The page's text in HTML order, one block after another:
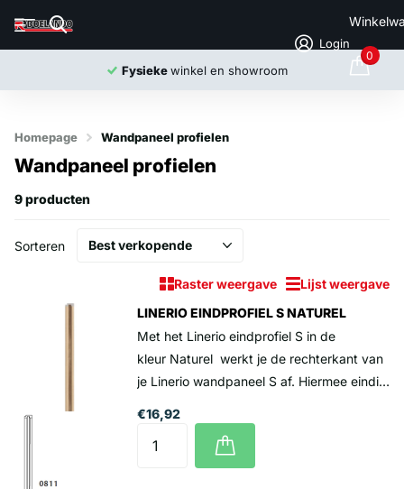
Login
0
Fysiekewinkel en showroom
Homepage Wandpaneel profielen
Wandpaneel profielen
9 producten
Raster weergave Lijst weergave
Sorteren
LINERIO EINDPROFIEL S NATUREL
Met het Linerio eindprofiel S in de
kleur Naturel werkt je de rechterkant van
je Linerio wandpaneel S af. Hiermee eindig
wandpaneel bent. Prijs per lengte 265 cm
€16,92 incl. btw (Levering alleen per volle
lengte van 2.65 meter)
€16,92